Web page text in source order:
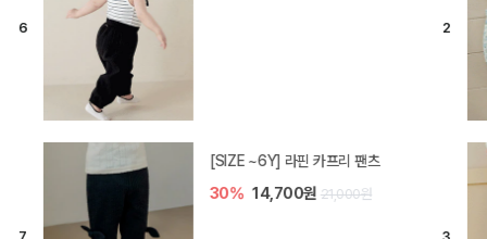
[SIZE ~6Y] 오뎃 라운지웨어
30% 16,100원 23,000원